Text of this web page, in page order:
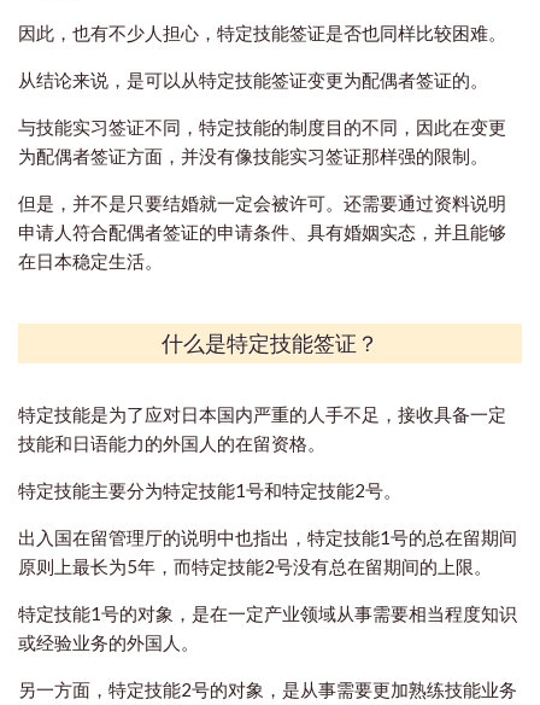
因此，也有不少人担心，特定技能签证是否也同样比较困难。
从结论来说，是可以从特定技能签证变更为配偶者签证的。
与技能实习签证不同，特定技能的制度目的不同，因此在变更
为配偶者签证方面，并没有像技能实习签证那样强的限制。
但是，并不是只要结婚就一定会被许可。还需要通过资料说明
申请人符合配偶者签证的申请条件、具有婚姻实态，并且能够
在日本稳定生活。
什么是特定技能签证？
特定技能是为了应对日本国内严重的人手不足，接收具备一定
技能和日语能力的外国人的在留资格。
特定技能主要分为特定技能1号和特定技能2号。
出入国在留管理厅的说明中也指出，特定技能1号的总在留期间
原则上最长为5年，而特定技能2号没有总在留期间的上限。
特定技能1号的对象，是在一定产业领域从事需要相当程度知识
或经验业务的外国人。
另一方面，特定技能2号的对象，是从事需要更加熟练技能业务